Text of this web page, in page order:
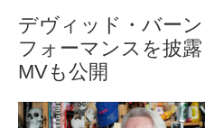
デヴィッド・バー
フォーマンスを披
MVも公開